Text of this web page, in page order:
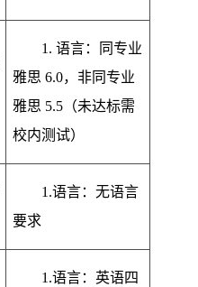
1. 语言：同专业
雅思 6.0，非同专业
雅思 5.5（未达标需
校内测试）
1.语言：无语言
要求
1.语言：英语四